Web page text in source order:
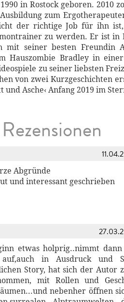
in Rostock geboren. 2010
zum
der richtige Job für ihn
zu werden. Er ist in
mit seiner besten Freundin
Hauszombie Bradley in
zu seiner liebsten
von zwei Kurzgeschichten
und Asche‹ Anfang 2019 im
Rezensionen
Abgründe
und interessant geschrieben
etwas holprig..nimmt
in Ausdruck und
Story, hat sich der Autor
mit Rollen und
nebenher öffnen